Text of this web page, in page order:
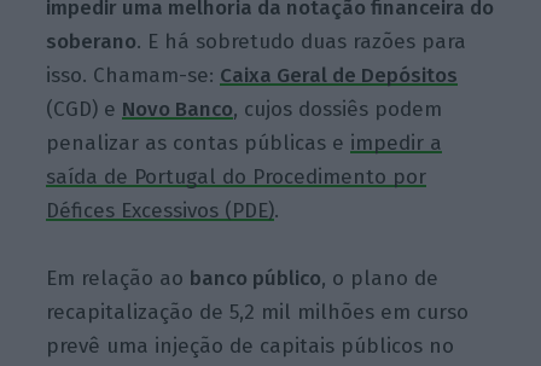
impedir uma melhoria da notação financeira do
soberano. E há sobretudo duas razões para
isso. Chamam-se: Caixa Geral de Depósitos
(CGD) e Novo Banco, cujos dossiês podem
penalizar as contas públicas e impedir a
saída de Portugal do Procedimento por
Défices Excessivos (PDE).
Em relação ao banco público, o plano de
recapitalização de 5,2 mil milhões em curso
prevê uma injeção de capitais públicos no